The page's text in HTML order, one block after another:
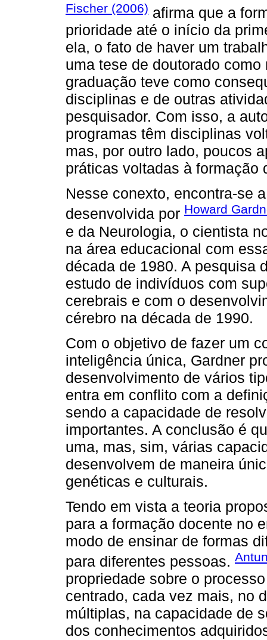
Fischer (2006) afirma que a
prioridade até o início da
ela, o fato de haver um
uma tese de doutorado
graduação teve como
disciplinas e de outras
pesquisador. Com isso, a
programas têm disciplinas
mas, por outro lado, poucos
práticas voltadas à formação
Nesse conexto, encontra-se
desenvolvida por Howard
e da Neurologia, o cientista
na área educacional com
década de 1980. A pesquisa
estudo de indivíduos com
cerebrais e com o
cérebro na década de 1990.
Com o objetivo de fazer um
inteligência única, Gardner
desenvolvimento de vários
entra em conflito com a
sendo a capacidade de
importantes. A conclusão é
uma, mas, sim, várias
desenvolvem de maneira
genéticas e culturais.
Tendo em vista a teoria
para a formação docente no
modo de ensinar de formas
para diferentes pessoas.
propriedade sobre o
centrado, cada vez mais, no
múltiplas, na capacidade de
dos conhecimentos